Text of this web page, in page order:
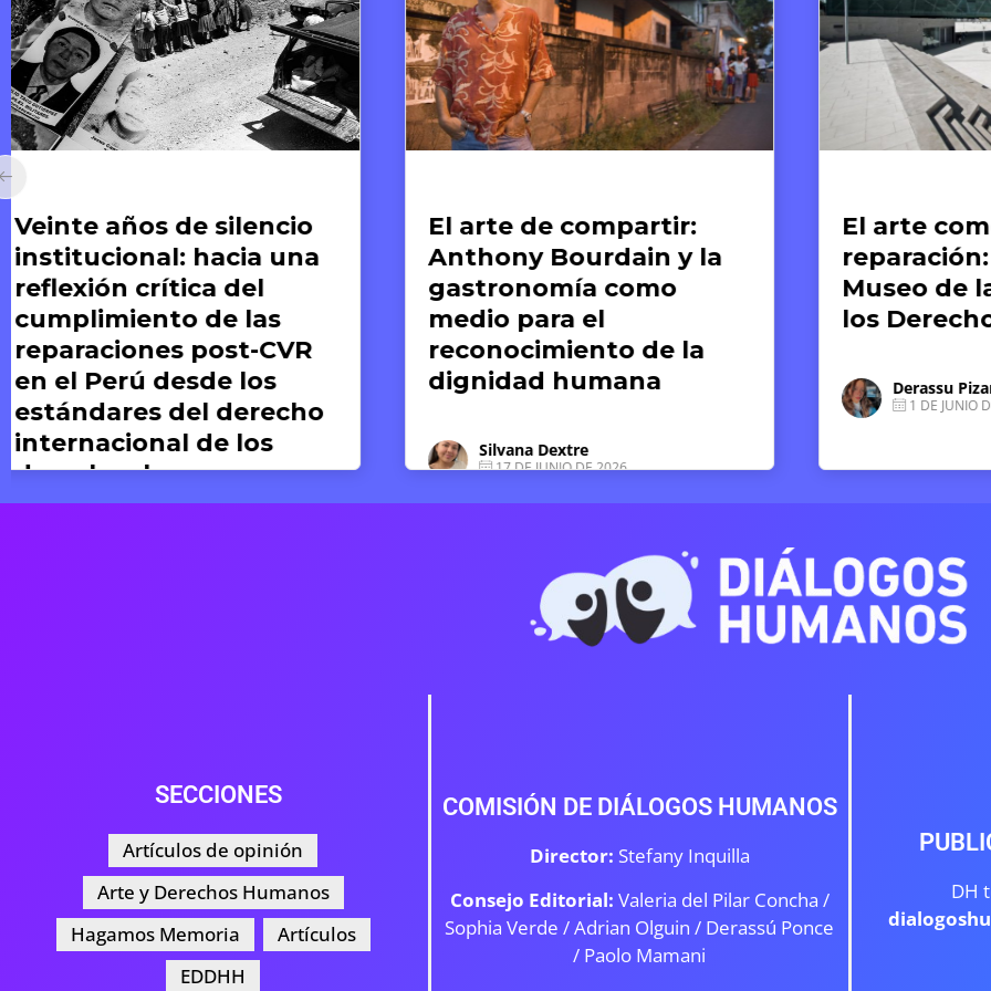
El arte de compartir:
Anthony Bourdain y la
gastronomía como
medio para el
reconocimiento de la
dignidad humana
Silvana Dextre
17 DE JUNIO DE 2026
El arte como memoria y
reparación: el caso del
Museo de la Memoria y
los Derechos Humanos
Derassu Pizarro Ponce
El fin
Guerra
sistema
15
SECCIONES
Artículos de opinión
Arte y Derechos Humanos
Hagamos Memoria
Artículos
EDDHH
COMISIÓN DE DIÁLOGOS HUMANOS
Director: Stefany Inquilla
Consejo Editorial: Valeria del Pilar Concha /
Sophia Verde /Adrian Olguin / Derassú Ponce
/ Paolo Mamani
DH